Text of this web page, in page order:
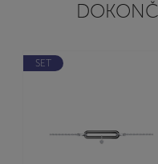
SET